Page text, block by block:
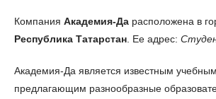
Компания Академия-Да расположена в
Республика Татарстан . Ее адрес:
Академия-Да является известным
предлагающим разнообразные